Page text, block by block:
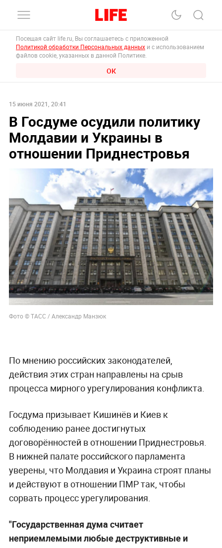
Посещая сайт life.ru, Вы соглашаетесь с приложенной
Политикой обработки Персональных данных и с использованием
файлов cookie, указанных в данной Политике.
ОК
15 июня 2021, 20:41
В Госдуме осудили политику
Молдавии и Украины в
отношении Приднестровья
Фото © ТАСС / Александр Манзюк
По мнению российских законодателей,
действия этих стран направлены на срыв
процесса мирного урегулирования конфликта.
Госдума призывает Кишинёв и Киев к
соблюдению ранее достигнутых
договорённостей в отношении Приднестровья.
В нижней палате российского парламента
уверены, что Молдавия и Украина строят планы
и действуют в отношении ПМР так, чтобы
сорвать процесс урегулирования.
"Государственная дума считает
неприемлемыми любые деструктивные и